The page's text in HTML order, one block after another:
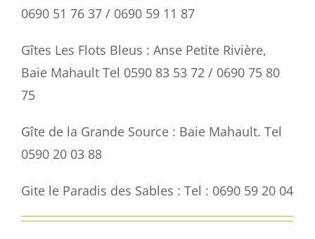
0690 51 76 37 / 0690 59 11 87
Gîtes Les Flots Bleus : Anse Petite Rivière,
Baie Mahault Tel 0590 83 53 72 / 0690 75 80
75
Gîte de la Grande Source : Baie Mahault. Tel
0590 20 03 88
Gite le Paradis des Sables : Tel : 0690 59 20 04